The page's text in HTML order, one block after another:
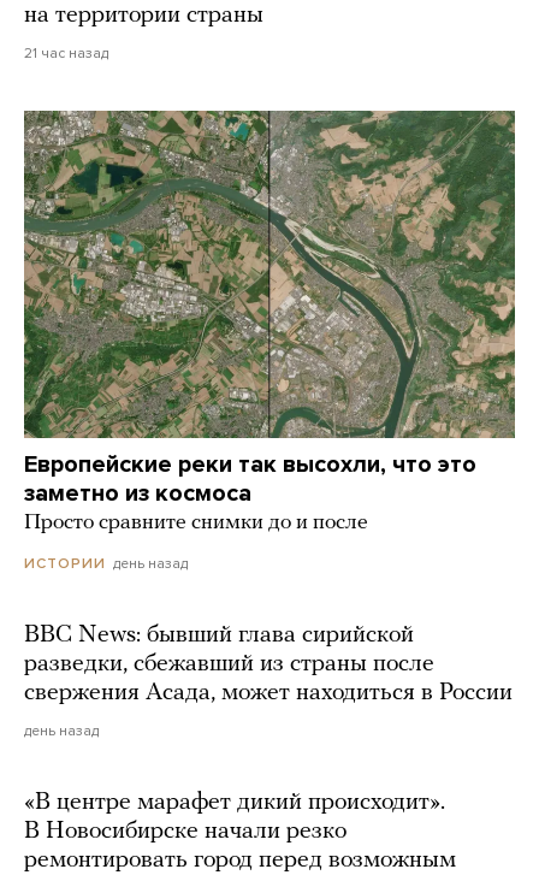
на территории страны
21 час назад
Европейские реки так высохли, что это
заметно из космоса
Просто сравните снимки до и после
ИСТОРИИ день назад
BBC News: бывший глава сирийской
разведки, сбежавший из страны после
свержения Асада, может находиться в России
день назад
«В центре марафет дикий происходит».
В Новосибирске начали резко
ремонтировать город перед возможным